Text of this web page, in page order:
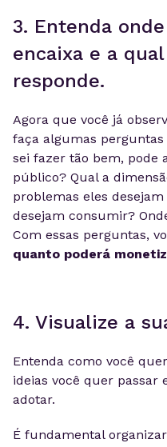
3. Entenda
encaixa e a
responde.
Agora que você já
faça algumas
sei fazer tão bem, pode
público? Qual a
problemas eles
desejam consumir?
Com essas perguntas,
quanto poderá
4. Visualize a
Entenda como você
ideias você quer
adotar.
É fundamental